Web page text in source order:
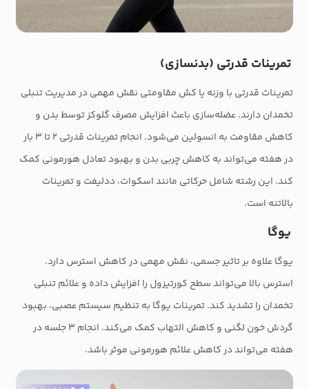
تمرینات قدرتی (بدنسازی)
تمرینات قدرتی با وزنه یا کش مقاومتی نقش مهمی در مدیریت تنبلی
تخمدان دارند. عضله‌سازی باعث افزایش مصرف گلوکز توسط بدن و
کاهش مقاومت به انسولین می‌شود. انجام تمرینات قدرتی ۲ تا ۳ بار
در هفته می‌تواند به کاهش چربی بدن و بهبود تعادل هورمونی کمک
کند. این رشته شامل حرکاتی مانند اسکوات، ددلیفت و تمرینات
بالاتنه است.
یوگا
یوگا علاوه بر تاثیر جسمی، نقش مهمی در کاهش استرس دارد.
استرس بالا می‌تواند سطح کورتیزول را افزایش داده و علائم تنبلی
تخمدان را تشدید کند. تمرینات یوگا به تنظیم سیستم عصبی، بهبود
گردش خون لگنی و کاهش التهاب کمک می‌کند. انجام ۳ جلسه در
هفته می‌تواند در کاهش علائم هورمونی موثر باشد.